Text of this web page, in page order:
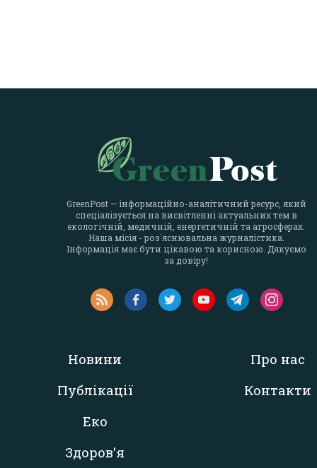
GreenPost — інформаційно-аналітичний ресурс, який
спеціалізується на висвітленні актуальних тем в
екологічній, медичній, енергетичній та агросферах.
Наша місія - роз`яснювальна журналістика.
Інформація має бути цікавою та корисною. Дякуємо
за довіру!
Новини
Публікації
Еко
Здоров'я
Про нас
Контакти